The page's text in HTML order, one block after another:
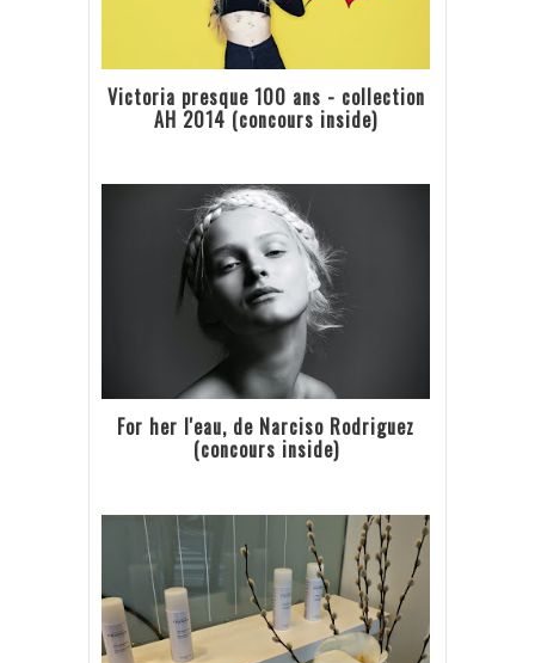
Victoria presque 100 ans - collection
AH 2014 (concours inside)
For her l'eau, de Narciso Rodriguez
(concours inside)